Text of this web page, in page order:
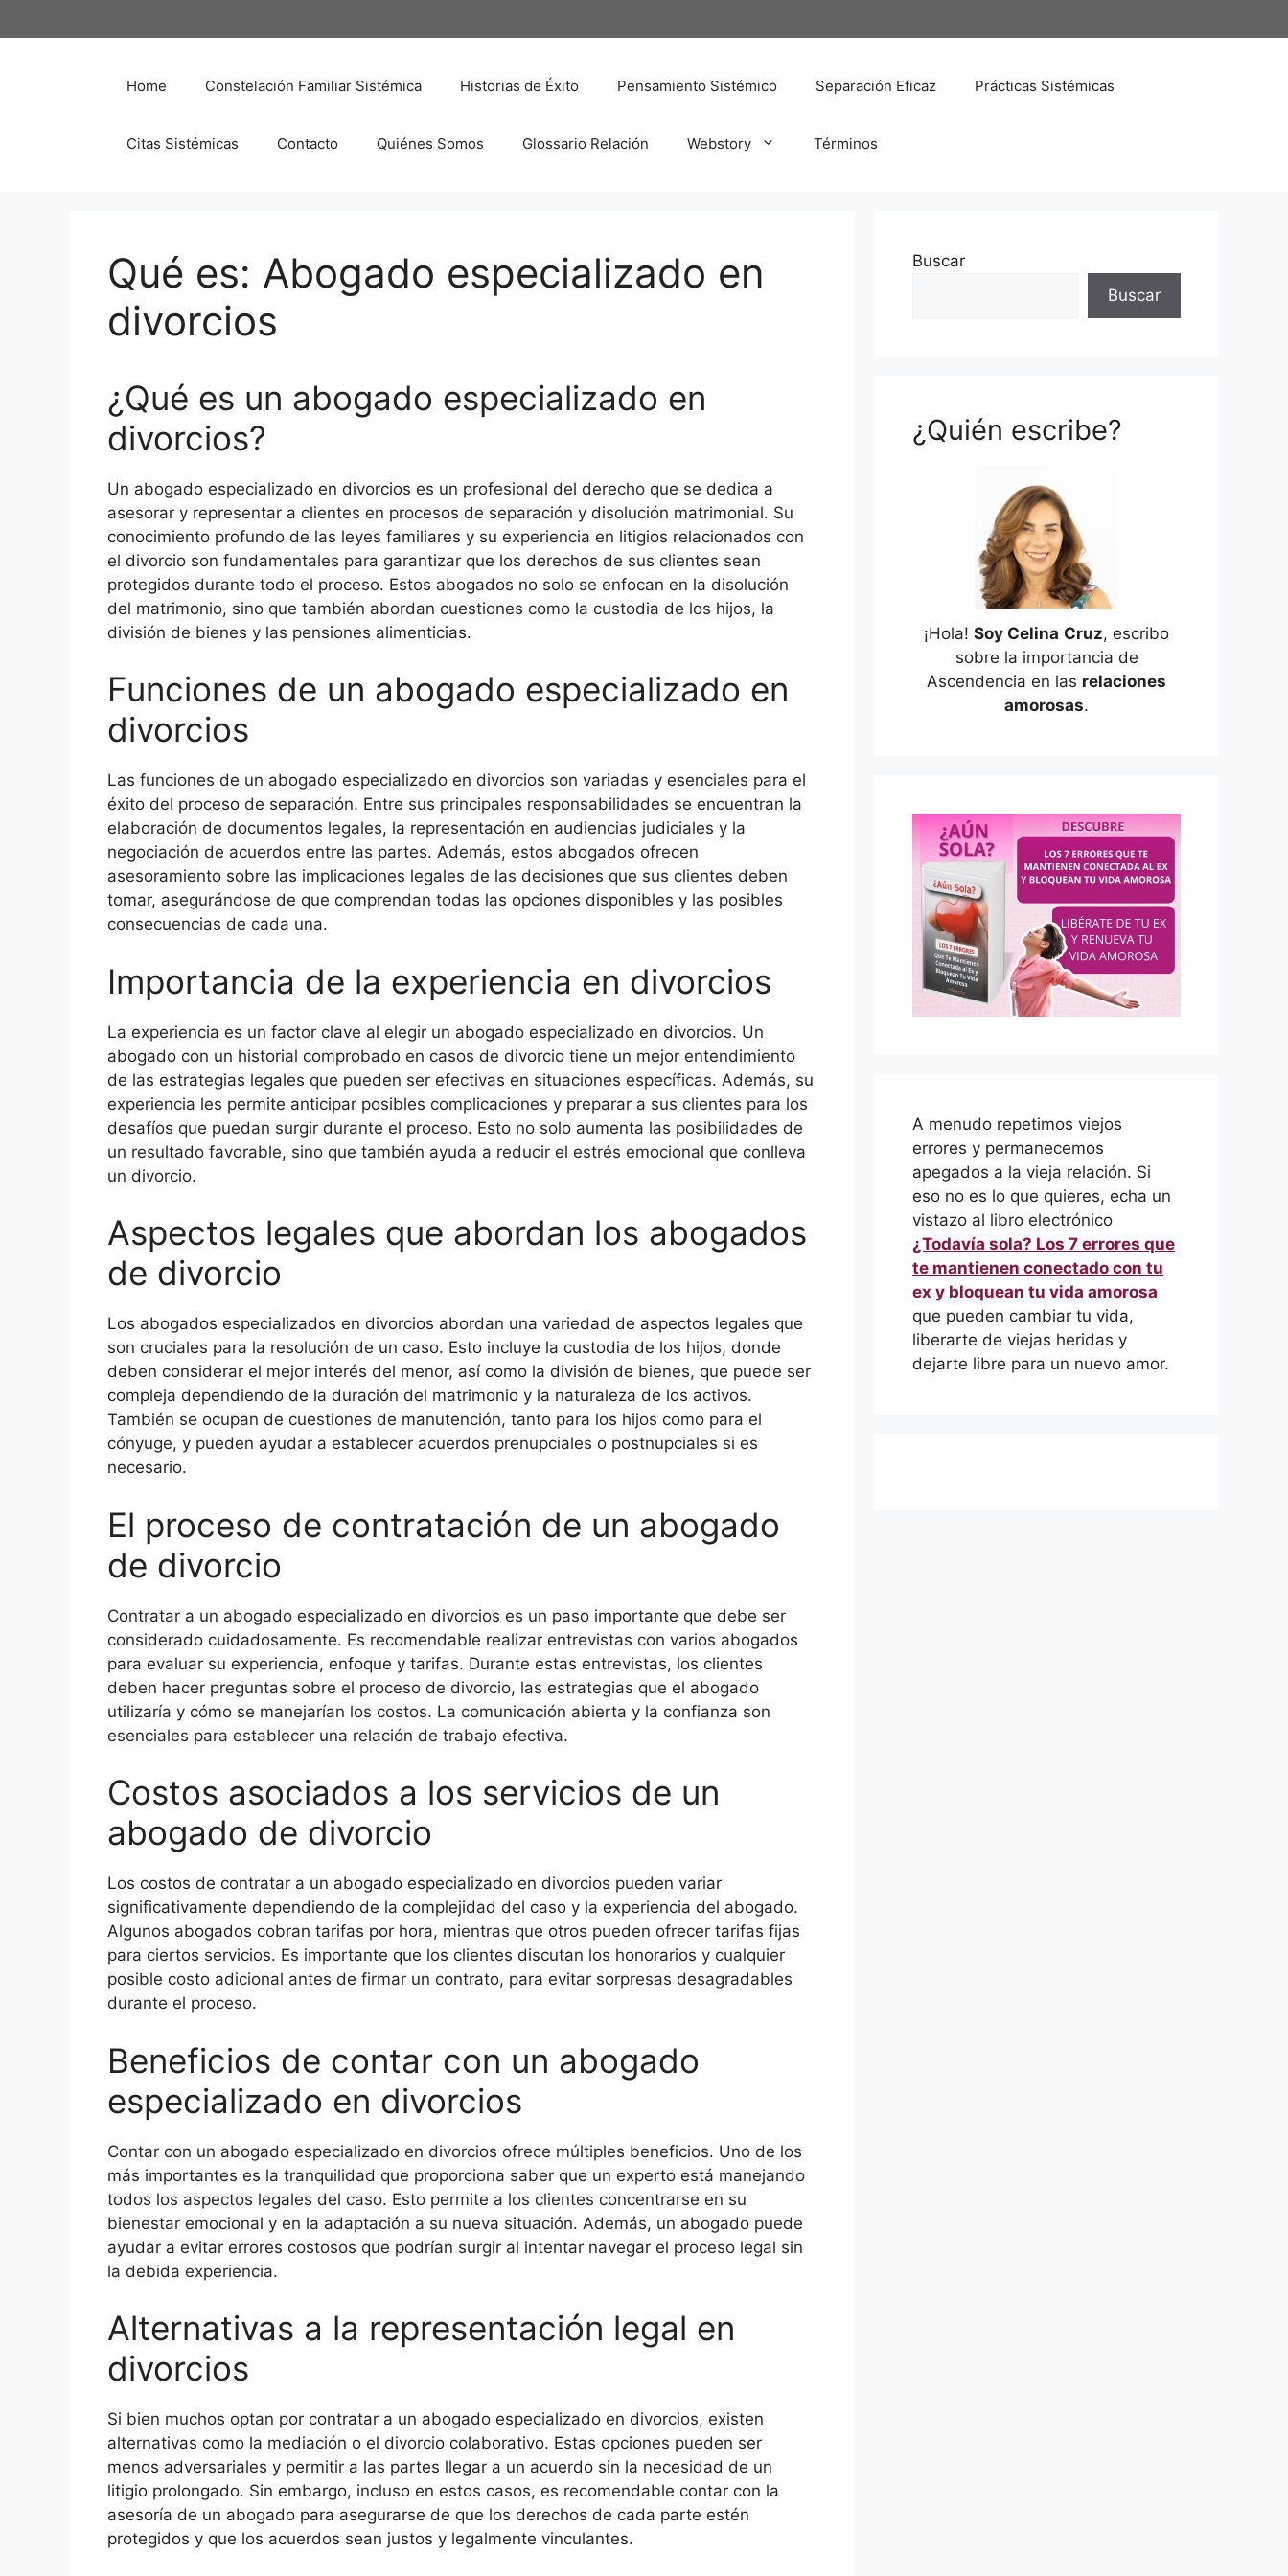
al
Home Constelación Familiar Sistémica Historias de Éxito Pensamiento Sistémico Separación Eficaz Prácticas Sistémicas
Citas Sistémicas Contacto Quiénes Somos Glossario Relación Webstory Términos
Qué es: Abogado especializado en
divorcios
¿Qué es un abogado especializado en
divorcios?
Un abogado especializado en divorcios es un profesional del derecho que se dedica a
asesorar y representar a clientes en procesos de separación y disolución matrimonial. Su
conocimiento profundo de las leyes familiares y su experiencia en litigios relacionados con
el divorcio son fundamentales para garantizar que los derechos de sus clientes sean
protegidos durante todo el proceso. Estos abogados no solo se enfocan en la disolución
del matrimonio, sino que también abordan cuestiones como la custodia de los hijos, la
división de bienes y las pensiones alimenticias.
Funciones de un abogado especializado en
divorcios
Las funciones de un abogado especializado en divorcios son variadas y esenciales para el
éxito del proceso de separación. Entre sus principales responsabilidades se encuentran la
elaboración de documentos legales, la representación en audiencias judiciales y la
negociación de acuerdos entre las partes. Además, estos abogados ofrecen
asesoramiento sobre las implicaciones legales de las decisiones que sus clientes deben
tomar, asegurándose de que comprendan todas las opciones disponibles y las posibles
consecuencias de cada una.
Importancia de la experiencia en divorcios
La experiencia es un factor clave al elegir un abogado especializado en divorcios. Un
abogado con un historial comprobado en casos de divorcio tiene un mejor entendimiento
de las estrategias legales que pueden ser efectivas en situaciones específicas. Además, su
experiencia les permite anticipar posibles complicaciones y preparar a sus clientes para los
desafíos que puedan surgir durante el proceso. Esto no solo aumenta las posibilidades de
un resultado favorable, sino que también ayuda a reducir el estrés emocional que conlleva
un divorcio.
Aspectos legales que abordan los abogados
de divorcio
Los abogados especializados en divorcios abordan una variedad de aspectos legales que
son cruciales para la resolución de un caso. Esto incluye la custodia de los hijos, donde
deben considerar el mejor interés del menor, así como la división de bienes, que puede ser
compleja dependiendo de la duración del matrimonio y la naturaleza de los activos.
También se ocupan de cuestiones de manutención, tanto para los hijos como para el
cónyuge, y pueden ayudar a establecer acuerdos prenupciales o postnupciales si es
necesario.
El proceso de contratación de un abogado
de divorcio
Contratar a un abogado especializado en divorcios es un paso importante que debe ser
considerado cuidadosamente. Es recomendable realizar entrevistas con varios abogados
para evaluar su experiencia, enfoque y tarifas. Durante estas entrevistas, los clientes
deben hacer preguntas sobre el proceso de divorcio, las estrategias que el abogado
utilizaría y cómo se manejarían los costos. La comunicación abierta y la confianza son
esenciales para establecer una relación de trabajo efectiva.
Costos asociados a los servicios de un
abogado de divorcio
Los costos de contratar a un abogado especializado en divorcios pueden variar
significativamente dependiendo de la complejidad del caso y la experiencia del abogado.
Algunos abogados cobran tarifas por hora, mientras que otros pueden ofrecer tarifas fijas
para ciertos servicios. Es importante que los clientes discutan los honorarios y cualquier
posible costo adicional antes de firmar un contrato, para evitar sorpresas desagradables
durante el proceso.
Beneficios de contar con un abogado
especializado en divorcios
Contar con un abogado especializado en divorcios ofrece múltiples beneficios. Uno de los
más importantes es la tranquilidad que proporciona saber que un experto está manejando
todos los aspectos legales del caso. Esto permite a los clientes concentrarse en su
bienestar emocional y en la adaptación a su nueva situación. Además, un abogado puede
ayudar a evitar errores costosos que podrían surgir al intentar navegar el proceso legal sin
la debida experiencia.
Alternativas a la representación legal en
divorcios
Si bien muchos optan por contratar a un abogado especializado en divorcios, existen
alternativas como la mediación o el divorcio colaborativo. Estas opciones pueden ser
menos adversariales y permitir a las partes llegar a un acuerdo sin la necesidad de un
litigio prolongado. Sin embargo, incluso en estos casos, es recomendable contar con la
asesoría de un abogado para asegurarse de que los derechos de cada parte estén
protegidos y que los acuerdos sean justos y legalmente vinculantes.
Buscar
Buscar
¿Quién escribe?
¡Hola! Soy Celina Cruz, escribo
sobre la importancia de
Ascendencia en las relaciones
amorosas.
A menudo repetimos viejos
errores y permanecemos
apegados a la vieja relación. Si
eso no es lo que quieres, echa un
vistazo al libro electrónico
¿Todavía sola? Los 7 errores que
te mantienen conectado con tu
ex y bloquean tu vida amorosa
que pueden cambiar tu vida,
liberarte de viejas heridas y
dejarte libre para un nuevo amor.